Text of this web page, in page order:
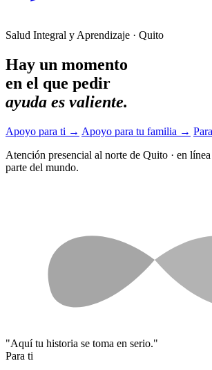
Salud Integral y Aprendizaje · Quito
Hay un momento
en el que pedir
ayuda es valiente.
Apoyo para ti → Apoyo para tu familia →
Atención presencial al norte de Quito · en
parte del mundo.
"Aquí tu historia se toma en serio."
Para ti